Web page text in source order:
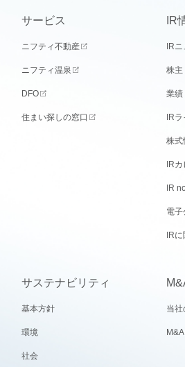
サービス
ニフティ不動産
ニフティ温泉
DFO
住まい探しの窓口
IR
IR
株主
業績
IR
株式
IR
IR
電子
IR
サステナビリティ
基本方針
環境
社会
当社